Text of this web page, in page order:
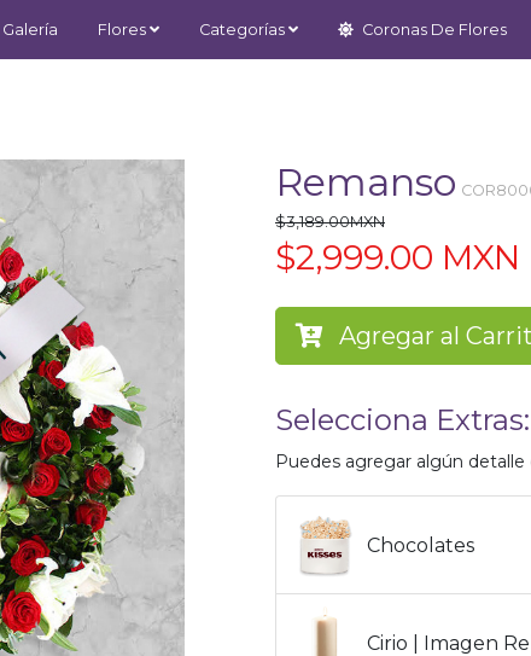
Flores Categorías Coronas De Flores
Remanso
$3,189.00MXN
$2,999.00 MXN
Agregar al
Selecciona Extras:
Puedes agregar algún detalle
Chocolates
Cirio | Imagen